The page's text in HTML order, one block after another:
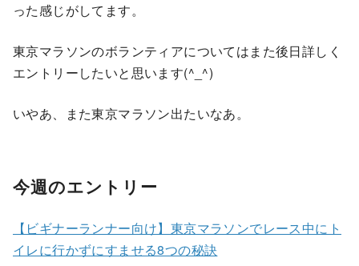
った感じがしてます。
東京マラソンのボランティアについてはまた後日詳しく
エントリーしたいと思います(^_^)
いやあ、また東京マラソン出たいなあ。
今週のエントリー
【ビギナーランナー向け】東京マラソンでレース中にト
イレに行かずにすませる8つの秘訣